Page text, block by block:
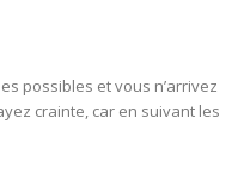
possibles et vous n’arrivez
crainte, car en suivant les